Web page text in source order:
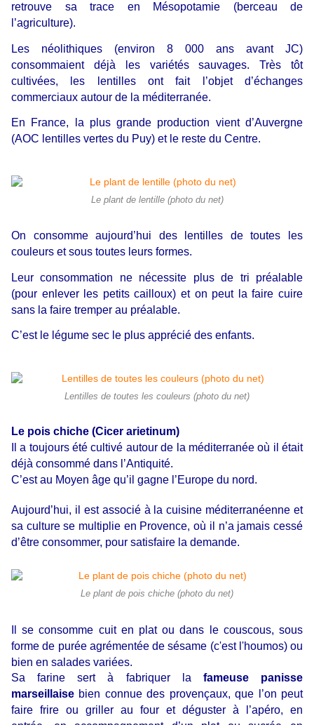
retrouve sa trace en Mésopotamie (berceau de
l’agriculture).
Les néolithiques (environ 8 000 ans avant JC)
consommaient déjà les variétés sauvages. Très tôt
cultivées, les lentilles ont fait l’objet d’échanges
commerciaux autour de la méditerranée.
En France, la plus grande production vient d’Auvergne
(AOC lentilles vertes du Puy) et le reste du Centre.
Le plant de lentille (photo du net)
On consomme aujourd’hui des lentilles de toutes les
couleurs et sous toutes leurs formes.
Leur consommation ne nécessite plus de tri préalable
(pour enlever les petits cailloux) et on peut la faire cuire
sans la faire tremper au préalable.
C’est le légume sec le plus apprécié des enfants.
Lentilles de toutes les couleurs (photo du net)
Le pois chiche (Cicer arietinum)
Il a toujours été cultivé autour de la méditerranée où il était
déjà consommé dans l’Antiquité.
C’est au Moyen âge qu’il gagne l’Europe du nord.
Aujourd’hui, il est associé à la cuisine méditerranéenne et
sa culture se multiplie en Provence, où il n’a jamais cessé
d’être consommer, pour satisfaire la demande.
Le plant de pois chiche (photo du net)
Il se consomme cuit en plat ou dans le couscous, sous
forme de purée agrémentée de sésame (c'est l'houmos) ou
bien en salades variées.
Sa farine sert à fabriquer la fameuse panisse
marseillaise bien connue des provençaux, que l’on peut
faire frire ou griller au four et déguster à l’apéro, en